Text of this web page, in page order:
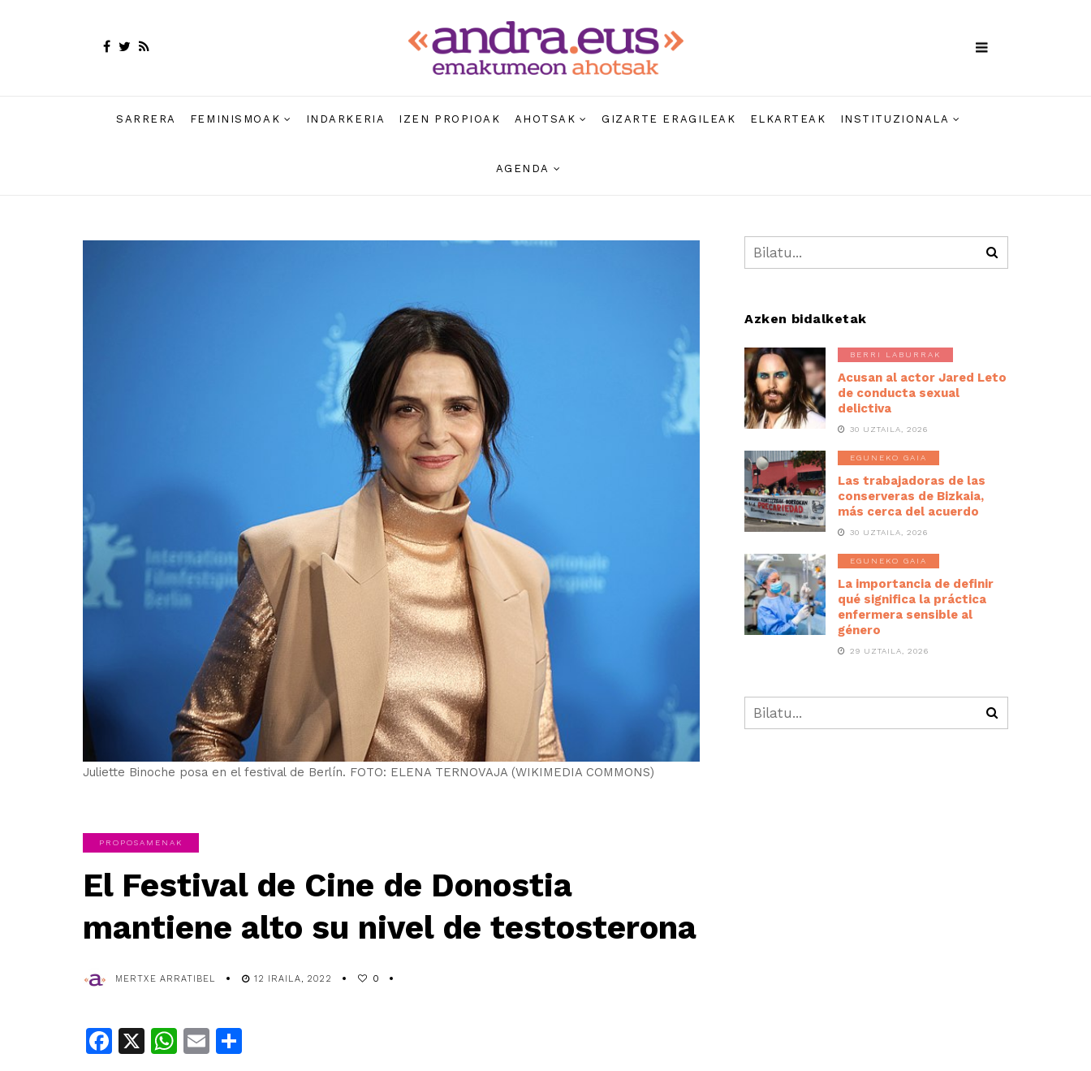
SARRERA FEMINISMOAK INDARKERIA IZEN PROPIOAK AHOTSAK GIZARTE ERAGILEAK ELKARTEAK INSTITUZIONALA
AGENDA
Juliette Binoche posa en el festival de Berlín. FOTO: ELENA TERNOVAJA (WIKIMEDIA COMMONS)
PROPOSAMENAK
El Festival de Cine de Donostia
mantiene alto su nivel de testosterona
MERTXE ARRATIBEL 12 IRAILA, 2022 0
Facebook
X WhatsApp
Email
Azken bidalketak
BERRI LABURRAK
Acusan al actor Jared Leto
de conducta sexual
delictiva
30 UZTAILA, 2026
EGUNEKO GAIA
Las trabajadoras de las
conserveras de Bizkaia,
más cerca del acuerdo
30 UZTAILA, 2026
EGUNEKO GAIA
La importancia de definir
qué significa la práctica
enfermera sensible al
género
29 UZTAILA, 2026